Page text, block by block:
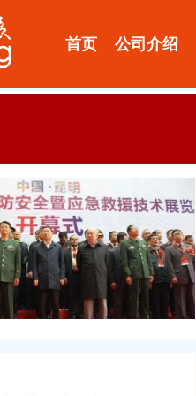
首页 公司介绍